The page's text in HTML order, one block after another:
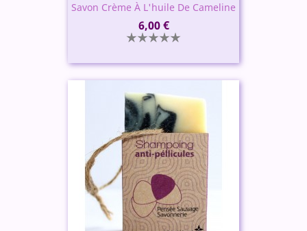
Savon Crème À L'huile De Cameline
Prix
6,00 €